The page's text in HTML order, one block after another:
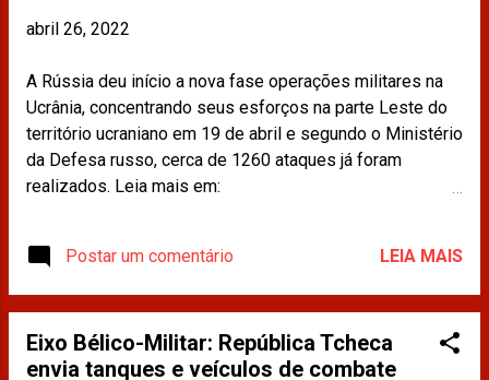
abril 26, 2022
A Rússia deu início a nova fase operações militares na
Ucrânia, concentrando seus esforços na parte Leste do
território ucraniano em 19 de abril e segundo o Ministério
da Defesa russo, cerca de 1260 ataques já foram
realizados. Leia mais em:
leste-da-ucrania Os materiais publicados na imprensa e
compartilhados neste site não refletem a opinião da
CDINT / OAB-RJ.
Postar um comentário LEIA MAIS
Eixo Bélico-Militar: República Tcheca
envia tanques e veículos de combate